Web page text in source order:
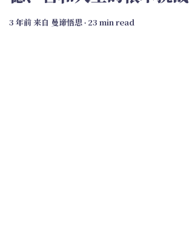
3 年前来自 曼谛悟思∙ 23 min read